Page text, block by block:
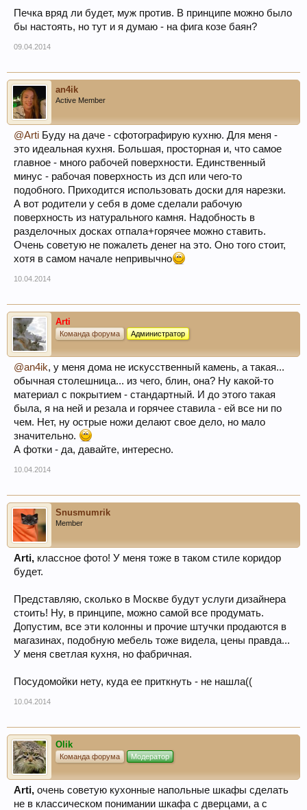
Печка вряд ли будет, муж против. В принципе можно было
бы настоять, но тут и я думаю - на фига козе баян?
09.04.2014
an4ik
Active Member
@Arti Буду на даче - сфотографирую кухню. Для меня -
это идеальная кухня. Большая, просторная и, что самое
главное - много рабочей поверхности. Единственный
минус - рабочая поверхность из дсп или чего-то
подобного. Приходится использовать доски для нарезки.
А вот родители у себя в доме сделали рабочую
поверхность из натурального камня. Надобность в
разделочных досках отпала+горячее можно ставить.
Очень советую не пожалеть денег на это. Оно того стоит,
хотя в самом начале непривычно
10.04.2014
Arti
Команда форума Администратор
@an4ik, у меня дома не искусственный камень, а такая...
обычная столешница... из чего, блин, она? Ну какой-то
материал с покрытием - стандартный. И до этого такая
была, я на ней и резала и горячее ставила - ей все ни по
чем. Нет, ну острые ножи делают свое дело, но мало
значительно.
А фотки - да, давайте, интересно.
10.04.2014
Snusmumrik
Member
Arti, классное фото! У меня тоже в таком стиле коридор
будет.
Представляю, сколько в Москве будут услуги дизайнера
стоить! Ну, в принципе, можно самой все продумать.
Допустим, все эти колонны и прочие штучки продаются в
магазинах, подобную мебель тоже видела, цены правда...
У меня светлая кухня, но фабричная.
Посудомойки нету, куда ее приткнуть - не нашла((
10.04.2014
Olik
Команда форума Модератор
Arti, очень советую кухонные напольные шкафы сделать
не в классическом понимании шкафа с дверцами, а с